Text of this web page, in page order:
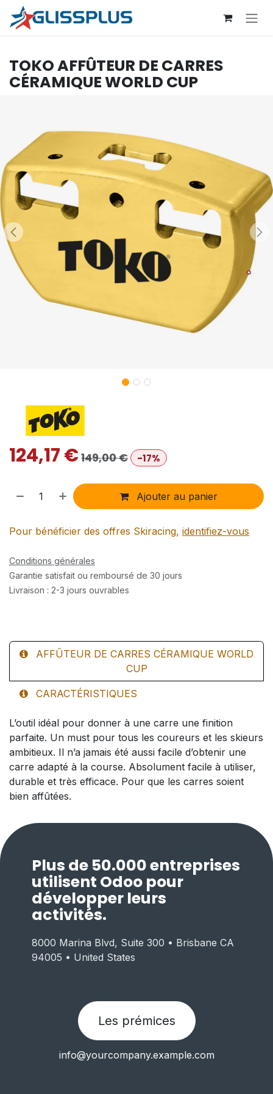
Se rendre au contenu
TOKOAFFÛTEUR DE CARRES
CÉRAMIQUE WORLD CUP
124,17€149,00€ -17%
Ajouter au panier
Pour bénéficier des offres Skiracing, identifiez-vous
Conditions générales
Garantie satisfait ou remboursé de 30 jours
Livraison : 2-3 jours ouvrables
AFFÛTEUR DE CARRES CÉRAMIQUE WORLD
CUP
CARACTÉRISTIQUES
L’outil idéal pour donner à une carre une finition
parfaite. Un must pour tous les coureurs et les skieurs
ambitieux. Il n’a jamais été aussi facile d’obtenir une
carre adapté à la course. Absolument facile à utiliser,
durable et très efficace. Pour que les carres soient
bien affûtées.
Plus de 50.000 entreprises
utilisent Odoo pour
développer leurs
activités.
Les prémices
8000 Marina Blvd, Suite 300 • Brisbane CA
94005 • United States
info@yourcompany.example.com